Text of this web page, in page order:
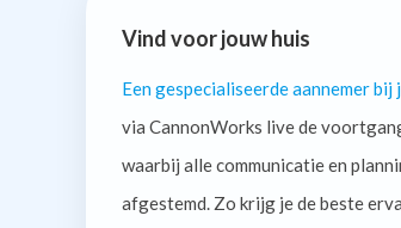
Vind voor jouw huis
Een gespecialiseerde aannemer bij
via CannonWorks live de
waarbij alle communicatie en
afgestemd. Zo krijg je de beste